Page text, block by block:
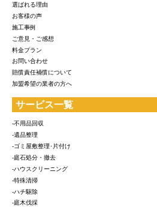
選ばれる理由
お客様の声
施工事例
ご意見・ご感想
料金プラン
お問い合わせ
賠償責任補償について
加盟希望の業者の方へ
サービス一覧
-不用品回収
-遺品整理
-ゴミ屋敷整理･片付け
-庭石処分・撤去
-ハウスクリーニング
-特殊清掃
-ハチ駆除
-庭木伐採